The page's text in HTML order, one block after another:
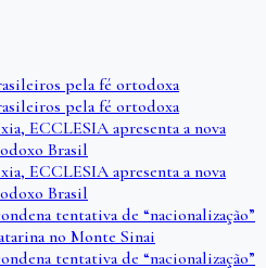
pela fé ortodoxa
pela fé ortodoxa
ECCLESIA apresenta a nova
Brasil
ECCLESIA apresenta a nova
Brasil
tentativa de “nacionalização”
no Monte Sinai
tentativa de “nacionalização”